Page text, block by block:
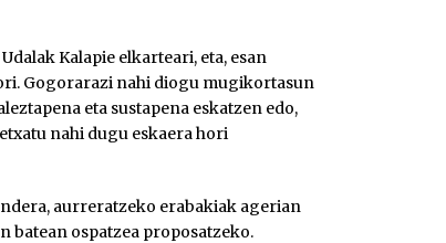
Kalapie elkarteari, eta, esan
Gogorarazi nahi diogu mugikortasun
eta sustapena eskatzen edo,
nahi dugu eskaera hori
aurreratzeko erabakiak agerian
batean ospatzea proposatzeko.